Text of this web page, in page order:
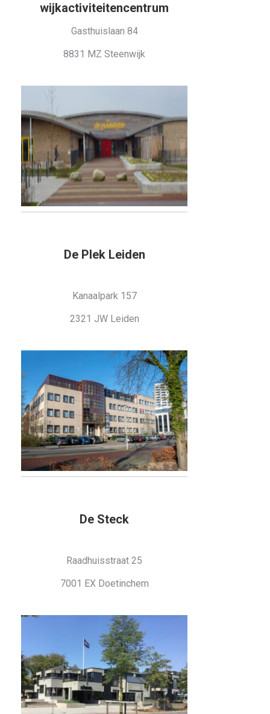
wijkactiviteitencentrum
Gasthuislaan 84
8831 MZ Steenwijk
De Plek Leiden
Kanaalpark 157
2321 JW Leiden
De Steck
Raadhuisstraat 25
7001 EX Doetinchem